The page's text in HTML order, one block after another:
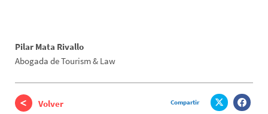
Pilar Mata Rivallo
Abogada de Tourism & Law
Volver Compartir